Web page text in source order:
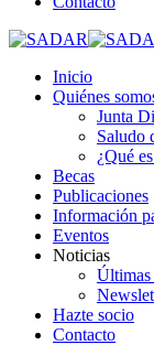
Inicio
Quiénes
Junta
Saludo
¿Qué
Becas
Publicaciones
Información
Eventos
Noticias
Hazte socio
Contacto